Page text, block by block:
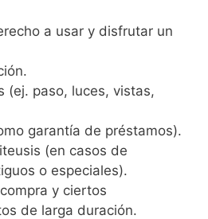
a usar y disfrutar un
(ej. paso, luces, vistas,
garantía de préstamos).
(en casos de
o especiales).
y ciertos
de larga duración.